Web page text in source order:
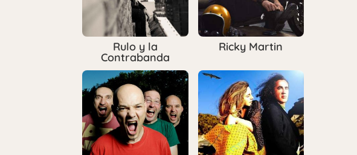
Rulo y la
Contrabanda
Ricky Martin